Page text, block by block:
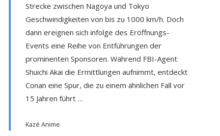
Strecke zwischen Nagoya und Tokyo
Geschwindigkeiten von bis zu 1000 km/h. Doch
dann ereignen sich infolge des Eröffnungs-
Events eine Reihe von Entführungen der
prominenten Sponsoren. Während FBI-Agent
Shuichi Akai die Ermittlungen aufnimmt, entdeckt
Conan eine Spur, die zu einem ähnlichen Fall vor
15 Jahren führt …
Kazé Anime